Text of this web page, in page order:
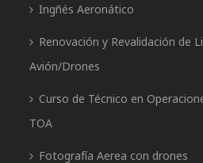
Ingñés Aeronático
Renovación y Revalidación de
Avión/Drones
Curso de Técnico en
TOA
Fotografía Aerea con drones